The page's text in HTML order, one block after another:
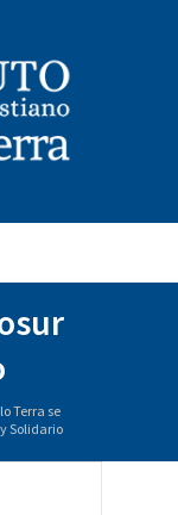
Terra se
Solidario